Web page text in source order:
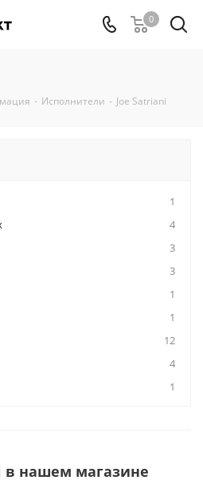
0
- Исполнители - Joe Satriani
1
4
3
3
1
1
12
4
1
в нашем магазине